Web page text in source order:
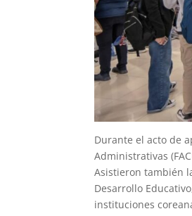
Durante el acto de
Administrativas
Asistieron también
Desarrollo
instituciones